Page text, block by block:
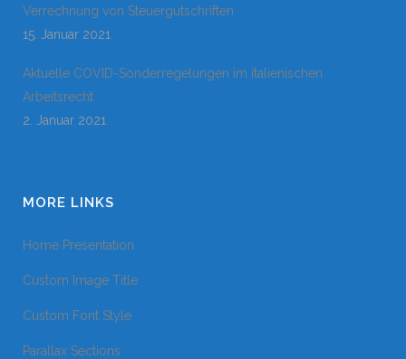
Verrechnung von Steuergutschriften
15. Januar 2021
Aktuelle COVID-Sonderregelungen im italienischen
Arbeitsrecht
2. Januar 2021
MORE LINKS
Home Presentation
Custom Image Title
Custom Font Style
Parallax Sections